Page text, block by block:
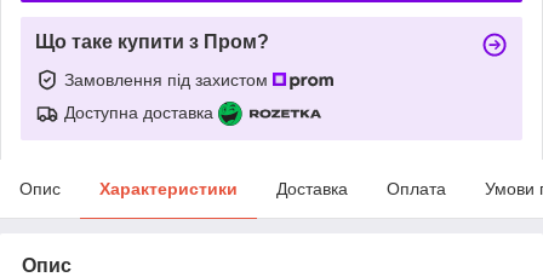
Що таке купити з Пром?
Замовлення під захистом
Доступна доставка
Опис Характеристики Доставка Оплата Умови
Опис